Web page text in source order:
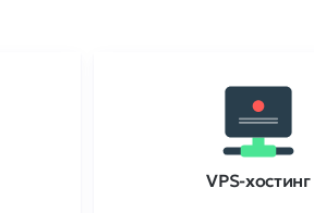
VPS-хостинг